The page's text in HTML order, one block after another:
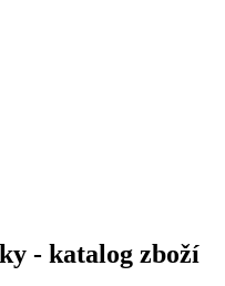
- katalog zboží